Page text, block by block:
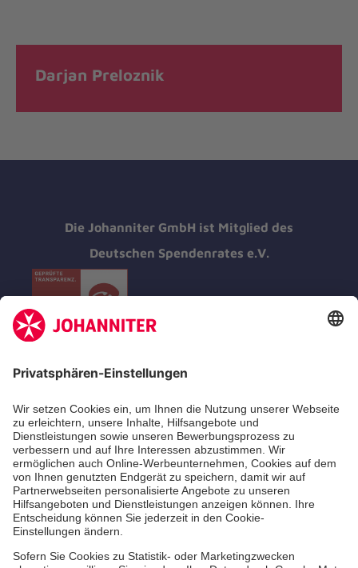
Darjan Preloznik
Die Johanniter GmbH ist Mitglied des
Deutschen Spendenrates e.V.
Medizin & Pflege
Zentren
Patienten